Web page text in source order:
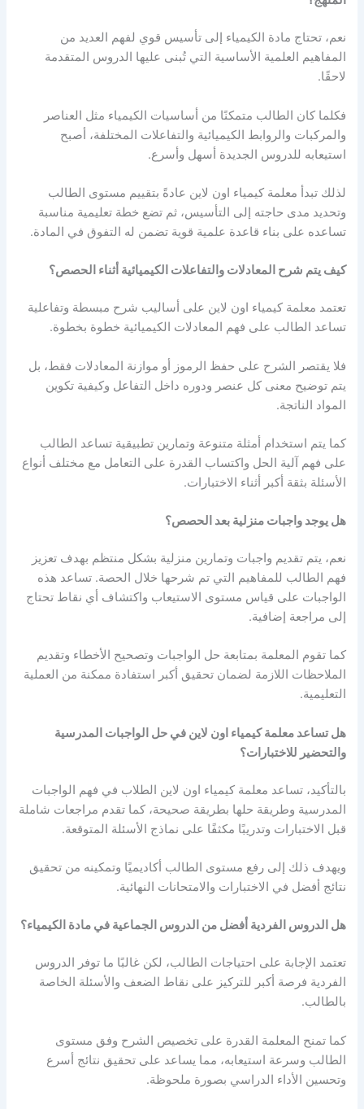
نعم، تحتاج مادة الكيمياء إلى تأسيس قوي لفهم العديد من
المفاهيم العلمية الأساسية التي تُبنى عليها الدروس المتقدمة
لاحقًا.
فكلما كان الطالب متمكنًا من أساسيات الكيمياء مثل العناصر
والمركبات والروابط الكيميائية والتفاعلات المختلفة، أصبح
استيعابه للدروس الجديدة أسهل وأسرع.
لذلك تبدأ معلمة كيمياء اون لاين عادةً بتقييم مستوى الطالب
وتحديد مدى حاجته إلى التأسيس، ثم تضع خطة تعليمية مناسبة
تساعده على بناء قاعدة علمية قوية تضمن له التفوق في المادة.
كيف يتم شرح المعادلات والتفاعلات الكيميائية أثناء الحصص؟
تعتمد معلمة كيمياء اون لاين على أساليب شرح مبسطة وتفاعلية
تساعد الطالب على فهم المعادلات الكيميائية خطوة بخطوة.
فلا يقتصر الشرح على حفظ الرموز أو موازنة المعادلات فقط، بل
يتم توضيح معنى كل عنصر ودوره داخل التفاعل وكيفية تكوين
المواد الناتجة.
كما يتم استخدام أمثلة متنوعة وتمارين تطبيقية تساعد الطالب
على فهم آلية الحل واكتساب القدرة على التعامل مع مختلف أنواع
الأسئلة بثقة أكبر أثناء الاختبارات.
هل يوجد واجبات منزلية بعد الحصص؟
نعم، يتم تقديم واجبات وتمارين منزلية بشكل منتظم بهدف تعزيز
فهم الطالب للمفاهيم التي تم شرحها خلال الحصة. تساعد هذه
الواجبات على قياس مستوى الاستيعاب واكتشاف أي نقاط تحتاج
إلى مراجعة إضافية.
كما تقوم المعلمة بمتابعة حل الواجبات وتصحيح الأخطاء وتقديم
الملاحظات اللازمة لضمان تحقيق أكبر استفادة ممكنة من العملية
التعليمية.
هل تساعد معلمة كيمياء اون لاين في حل الواجبات المدرسية
والتحضير للاختبارات؟
بالتأكيد، تساعد معلمة كيمياء اون لاين الطلاب في فهم الواجبات
المدرسية وطريقة حلها بطريقة صحيحة، كما تقدم مراجعات شاملة
قبل الاختبارات وتدريبًا مكثفًا على نماذج الأسئلة المتوقعة.
ويهدف ذلك إلى رفع مستوى الطالب أكاديميًا وتمكينه من تحقيق
نتائج أفضل في الاختبارات والامتحانات النهائية.
هل الدروس الفردية أفضل من الدروس الجماعية في مادة الكيمياء؟
تعتمد الإجابة على احتياجات الطالب، لكن غالبًا ما توفر الدروس
الفردية فرصة أكبر للتركيز على نقاط الضعف والأسئلة الخاصة
بالطالب.
كما تمنح المعلمة القدرة على تخصيص الشرح وفق مستوى
الطالب وسرعة استيعابه، مما يساعد على تحقيق نتائج أسرع
وتحسين الأداء الدراسي بصورة ملحوظة.